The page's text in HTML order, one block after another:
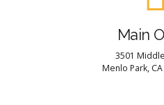
Main
3501
Menlo Park,